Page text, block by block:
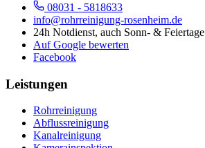
08031 - 5818633
info@rohrreinigung-rosenheim.de
24h Notdienst, auch Sonn- & Feiertage
Auf Google bewerten
Facebook
Leistungen
Rohrreinigung
Abflussreinigung
Kanalreinigung